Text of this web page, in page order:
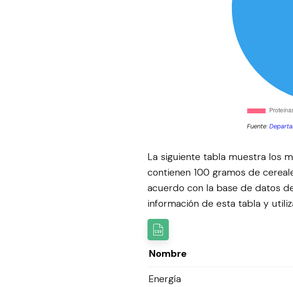
Fuente:
La siguiente tabla muestra los
contienen 100 gramos de
acuerdo con la base de datos
información de esta tabla y
Nombre
Energía